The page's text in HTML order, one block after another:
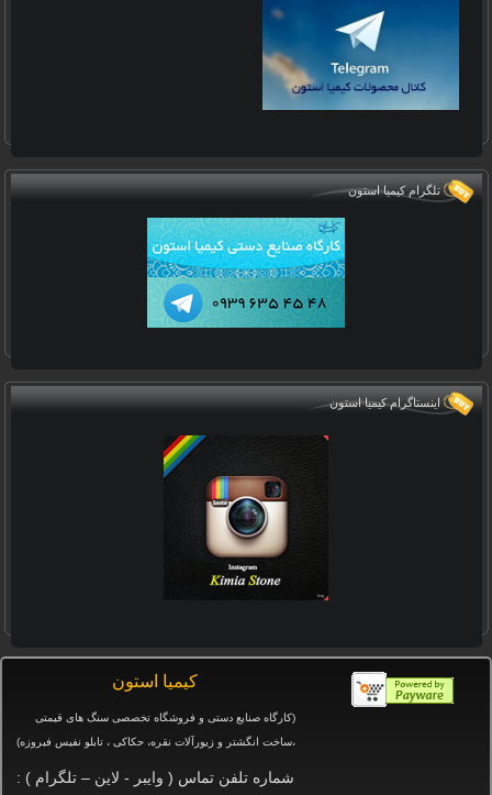
تلگرام کیمیا استون
اینستاگرام کیمیا استون
كيميا استون
(کارگاه صنایع دستی و فروشگاه تخصصی سنگ های قیمتی
،ساخت انگشتر و زیورآلات نقره، حکاکی ، تابلو نفیس فیروزه)
شماره تلفن تماس ( وایبر - لاین – تلگرام ) :